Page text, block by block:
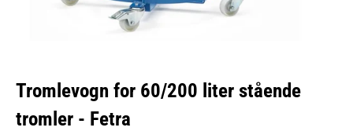
Tromlevogn for 60/200 liter stående
tromler - Fetra